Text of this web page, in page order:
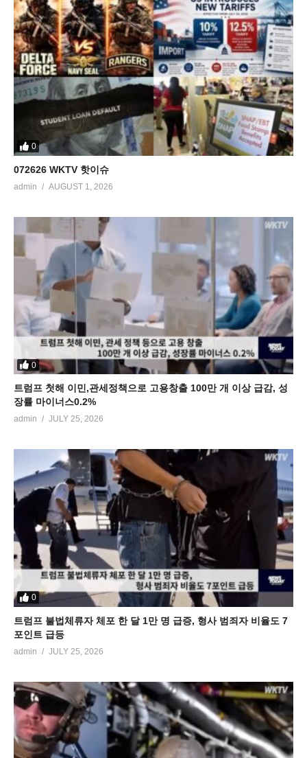
0
072626 WKTV 핫이슈
admin AUGUST 1, 2026
0
트럼프 첫해 이민,관세정책으로 고용창출 100만 개 이상 급감, 성
장률 마이너스0.2%
admin JULY 25, 2026
0
트럼프 불법체류자 체포 한 달 1만 명 급증, 형사 범죄자 비율도 7
포인트 급등
admin JULY 25, 2026